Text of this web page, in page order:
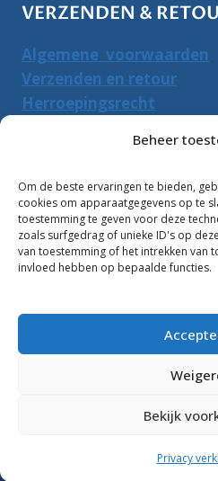
Beheer
Om de beste ervaringen te bieden,
cookies om apparaatgegevens op te
toestemming te geven voor deze
zoals surfgedrag of unieke ID's op
van toestemming of het intrekken van
invloed hebben op bepaalde functies.
Bekijk
Privacy
VERZENDEN &
Algemene voorwaarden
Verzenden en retour
Herroepingsrecht
Zoeken
naar:
Klantbeoordelingen:
© 2026